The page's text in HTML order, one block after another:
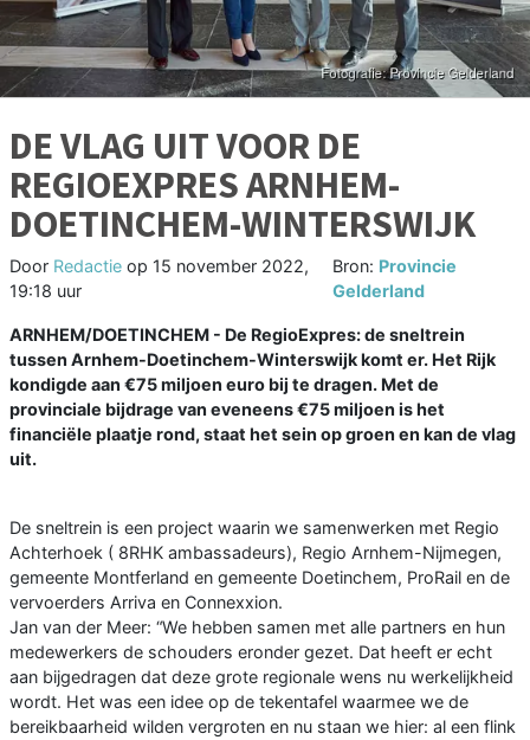
DE VLAG UIT VOOR DE
REGIOEXPRES ARNHEM-
DOETINCHEM-WINTERSWIJK
Door Redactie op 15 november 2022,
19:18 uur
Bron: Provincie
Gelderland
ARNHEM/DOETINCHEM - De RegioExpres: de sneltrein
tussen Arnhem-Doetinchem-Winterswijk komt er. Het Rijk
kondigde aan €75 miljoen euro bij te dragen. Met de
provinciale bijdrage van eveneens €75 miljoen is het
financiële plaatje rond, staat het sein op groen en kan de vlag
uit.
De sneltrein is een project waarin we samenwerken met Regio
Achterhoek ( 8RHK ambassadeurs), Regio Arnhem-Nijmegen,
gemeente Montferland en gemeente Doetinchem, ProRail en de
vervoerders Arriva en Connexxion.
Jan van der Meer: “We hebben samen met alle partners en hun
medewerkers de schouders eronder gezet. Dat heeft er echt
aan bijgedragen dat deze grote regionale wens nu werkelijkheid
wordt. Het was een idee op de tekentafel waarmee we de
bereikbaarheid wilden vergroten en nu staan we hier: al een flink